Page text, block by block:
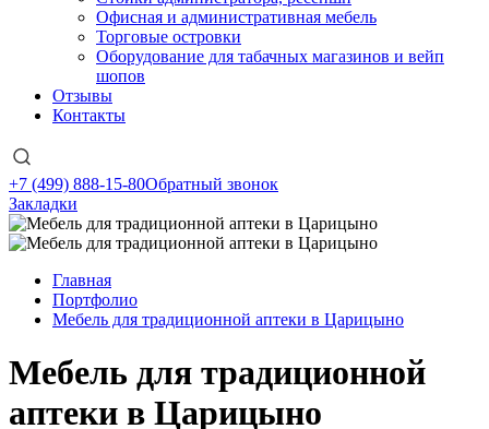
Офисная и административная мебель
Торговые островки
Оборудование для табачных магазинов и вейп
шопов
Отзывы
Контакты
+7 (499) 888-15-80Обратный звонок
Закладки
Главная
Портфолио
Мебель для традиционной аптеки в Царицыно
Мебель для традиционной
аптеки в Царицыно